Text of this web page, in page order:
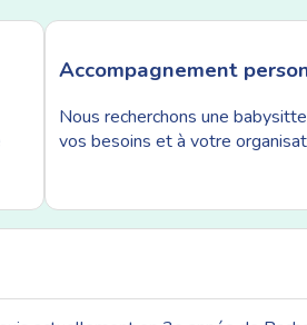
Accompagnement
Nous recherchons une
vos besoins et à votre